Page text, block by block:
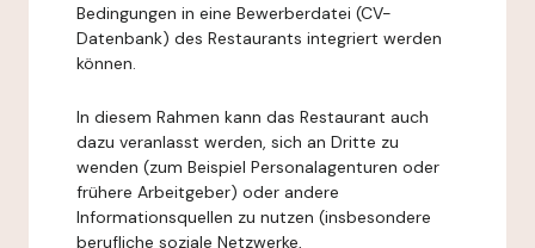
Bedingungen in eine Bewerberdatei (CV-
Datenbank) des Restaurants integriert werden
können.
In diesem Rahmen kann das Restaurant auch
dazu veranlasst werden, sich an Dritte zu
wenden (zum Beispiel Personalagenturen oder
frühere Arbeitgeber) oder andere
Informationsquellen zu nutzen (insbesondere
berufliche soziale Netzwerke,